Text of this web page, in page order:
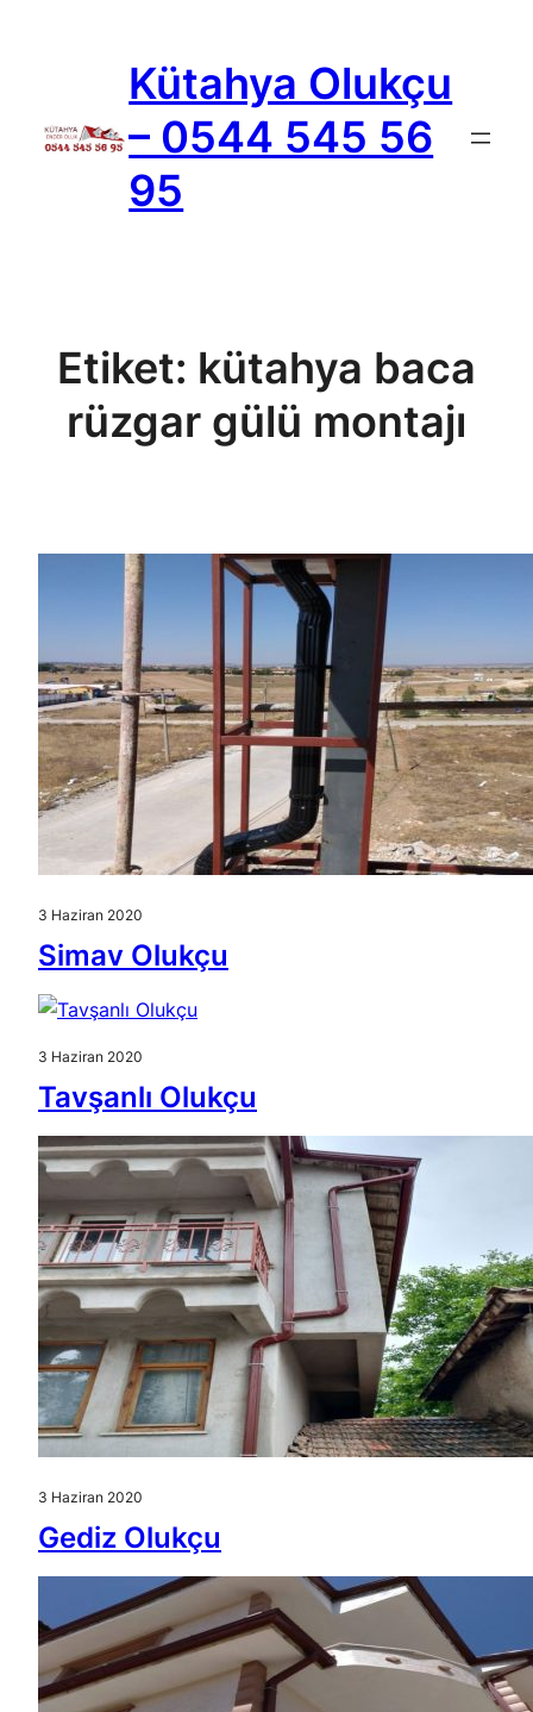
Kütahya Olukçu
– 0544 545 56
95
Etiket: kütahya baca
rüzgar gülü montajı
3 Haziran 2020
Simav Olukçu
3 Haziran 2020
Tavşanlı Olukçu
3 Haziran 2020
Gediz Olukçu